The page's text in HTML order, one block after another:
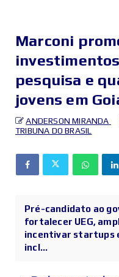
Marconi
pesquisa e
jovens em
ANDERSON MIRANDA
TRIBUNA DO BRASIL
Pré-candidato ao
fortalecer UEG,
incentivar startups
incl...